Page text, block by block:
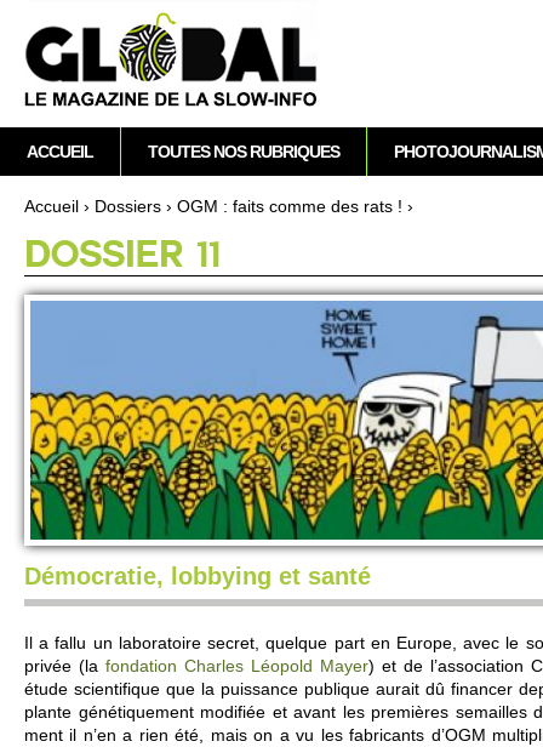
Vous êtes ici
Accueil › Dossi­ers › OGM : faits comme des rats ! ›
DOSSIER 11
Démocratie, lobbying et santé
Il a fallu un labo­rato­ire se­cret, que­lque part en Europe, avec le
privée (la fondation Charles Léopold Mayer) et de l’asso­ci­ation
étude sci­entifique que la puissance publique aurait dû financer
plante généti­que­ment modifiée et avant les premières se­mai­lles
ment il n’en a rien été, mais on a vu les fabri­cants d’OGM
M
e
n
p
r
i
i
p
a
l
ACCUEIL TOUTES NOS RUBRIQUES